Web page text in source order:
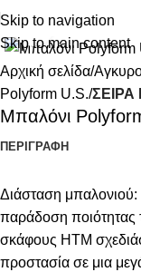
Skip to navigation
Skip to main content
Κάντε κλικ
Αρχική σελίδα
Polyform U.S. ΣΕΙΡΑ
Μπαλόνι
ΠΕΡΙΓΡΑΦΉ
Διάσταση μπαλονιού:
παράδοση ποιότητας
σκάφους HTM
προστασία σε μια